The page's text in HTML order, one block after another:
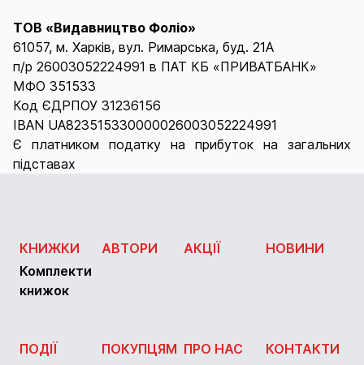
ТОВ «Видавництво Фоліо»
61057, м. Харків, вул. Римарська, буд. 21А
п/р 26003052224991 в ПАТ КБ «ПРИВАТБАНК»
МФО 351533
Код ЄДРПОУ 31236156
IBAN UA823515330000026003052224991
Є платником податку на прибуток на загальних
підставах
КНИЖКИ
Комплекти
книжок
АВТОРИ АКЦІЇ НОВИНИ
ПОДІЇ
ПОКУПЦЯМ ПРО НАС
КОНТАКТИ